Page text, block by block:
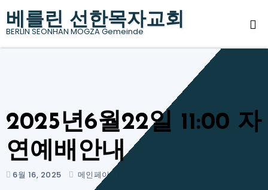
Skip
to베를린 선한목자교회
BERLIN SEONHAN MOGZA Gemeinde
2025년6월22일 11:00 자
연예배안내
6월 16, 2025 메인페이지